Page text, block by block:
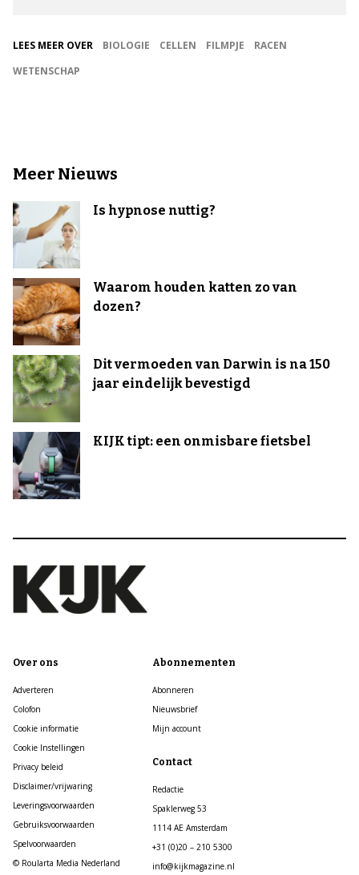
LEES MEER OVER BIOLOGIE CELLEN FILMPJE
RACEN
WETENSCHAP
Meer Nieuws
Is hypnose nuttig?
Waarom houden katten zo van
dozen?
Dit vermoeden van Darwin is na 150
jaar eindelijk bevestigd
KIJK tipt: een onmisbare fietsbel
Over ons
Adverteren
Colofon
Cookie informatie
Cookie Instellingen
Privacy beleid
Disclaimer/vrijwaring
Leveringsvoorwaarden
Gebruiksvoorwaarden
Spelvoorwaarden
© Roularta Media Nederland
Abonnementen
Abonneren
Nieuwsbrief
Mijn account
Contact
Redactie
Spaklerweg 53
1114 AE Amsterdam
+31 (0)20 – 210 5300
info@kijkmagazine.nl